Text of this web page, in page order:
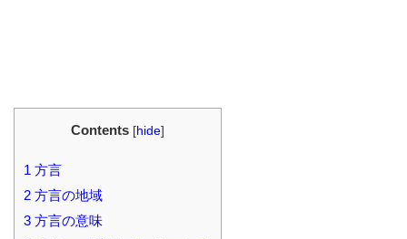
Contents [hide]
1 方言
2 方言の地域
3 方言の意味